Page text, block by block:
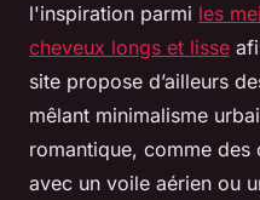
l'inspiration parmi les
cheveux longs et lisse
site propose d’ailleurs
mêlant minimalisme
romantique, comme des
avec un voile aérien ou